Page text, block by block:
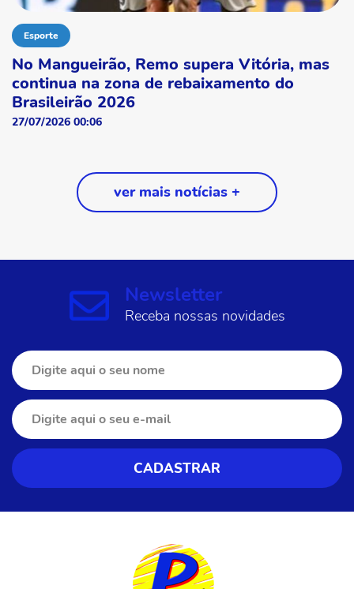
Esporte
No Mangueirão, Remo supera Vitória, mas
continua na zona de rebaixamento do
Brasileirão 2026
27/07/2026 00:06
ver mais notícias +
Newsletter
Receba nossas novidades